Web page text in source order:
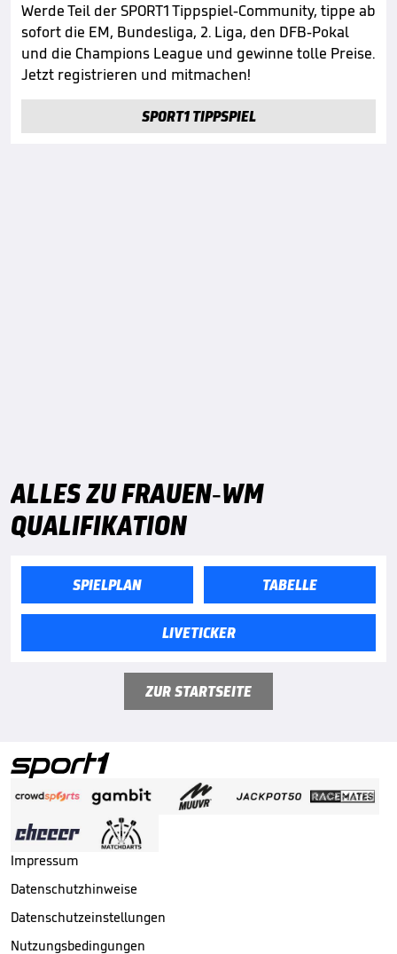
Werde Teil der SPORT1 Tippspiel-Community, tippe ab
sofort die EM, Bundesliga, 2. Liga, den DFB-Pokal
und die Champions League und gewinne tolle Preise.
Jetzt registrieren und mitmachen!
SPORT1 TIPPSPIEL
ALLES ZU FRAUEN-WM
QUALIFIKATION
SPIELPLAN TABELLE
LIVETICKER
ZUR STARTSEITE
Impressum
Datenschutzhinweise
Datenschutzeinstellungen
Nutzungsbedingungen